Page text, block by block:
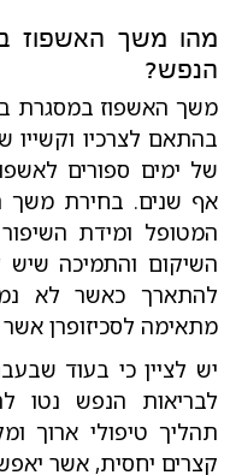
מהו משך האשפוז
הנפש?
משך האשפוז במסגרת
בהתאם לצרכיו וקשייו
של ימים ספורים
אף שנים. בחירת משך
המטופל ומידת
השיקום והתמיכה שיש
להתארך כאשר לא
מתאימה לסכיזופרן אשר
יש לציין כי בעוד
לבריאות הנפש נטו
תהליך טיפולי ארוך
קצרים יחסית, אשר